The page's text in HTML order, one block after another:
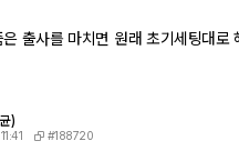
출사를 마치면 원래 초기세팅대로
)
#188720